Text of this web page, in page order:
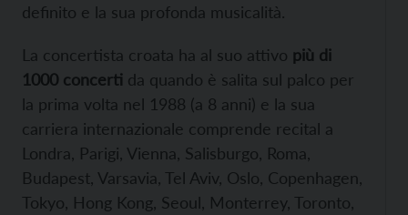
definito e la sua profonda musicalità.
La concertista croata ha al suo attivo più di
1000 concerti da quando è salita sul palco per
la prima volta nel 1988 (a 8 anni) e la sua
carriera internazionale comprende recital a
Londra, Parigi, Vienna, Salisburgo, Roma,
Budapest, Varsavia, Tel Aviv, Oslo, Copenhagen,
Tokyo, Hong Kong, Seoul, Monterrey, Toronto,